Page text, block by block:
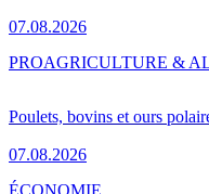
07.08.2026
Poulets, bovins et ours
07.08.2026
PROAGRICULTURE &